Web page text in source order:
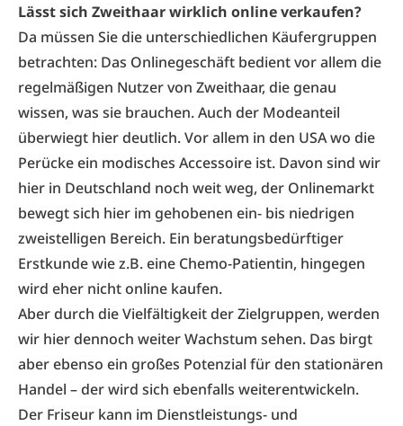
Lässt sich Zweithaar wirklich online verkaufen?
Da müssen Sie die unterschiedlichen Käufergruppen
betrachten: Das Onlinegeschäft bedient vor allem die
regelmäßigen Nutzer von Zweithaar, die genau
wissen, was sie brauchen. Auch der Modeanteil
überwiegt hier deutlich. Vor allem in den USA wo die
Perücke ein modisches Accessoire ist. Davon sind wir
hier in Deutschland noch weit weg, der Onlinemarkt
bewegt sich hier im gehobenen ein- bis niedrigen
zweistelligen Bereich. Ein beratungsbedürftiger
Erstkunde wie z.B. eine Chemo-Patientin, hingegen
wird eher nicht online kaufen.
Aber durch die Vielfältigkeit der Zielgruppen, werden
wir hier dennoch weiter Wachstum sehen. Das birgt
aber ebenso ein großes Potenzial für den stationären
Handel – der wird sich ebenfalls weiterentwickeln.
Der Friseur kann im Dienstleistungs- und